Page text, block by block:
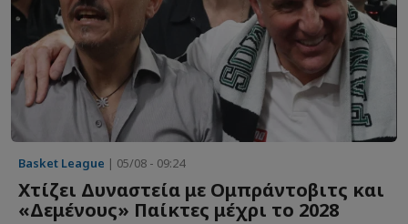
Basket League | 05/08 - 09:24
Χτίζει Δυναστεία με Ομπράντοβιτς και
«Δεμένους» Παίκτες μέχρι το 2028